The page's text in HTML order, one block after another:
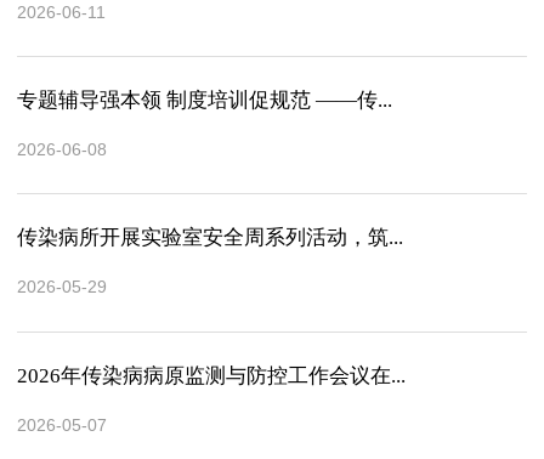
2026-06-11
专题辅导强本领 制度培训促规范 ——传...
2026-06-08
传染病所开展实验室安全周系列活动，筑...
2026-05-29
2026年传染病病原监测与防控工作会议在...
2026-05-07